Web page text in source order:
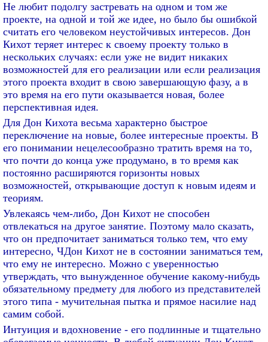
Не любит подолгу застревать на одном и том же
проекте, на одной и той же идее, но было бы ошибкой
считать его человеком неустойчивых интересов. Дон
Кихот теряет интерес к своему проекту только в
нескольких случаях: если уже не видит никаких
возможностей для его реализации или если реализация
этого проекта входит в свою завершающую фазу, а в
это время на его пути оказывается новая, более
перспективная идея.
Для Дон Кихота весьма характерно быстрое
переключение на новые, более интересные проекты. В
его понимании нецелесообразно тратить время на то,
что почти до конца уже продумано, в то время как
постоянно расширяются горизонты новых
возможностей, открывающие доступ к новым идеям и
теориям.
Увлекаясь чем-либо, Дон Кихот не способен
отвлекаться на другое занятие. Поэтому мало сказать,
что он предпочитает заниматься только тем, что ему
интересно, ЧДон Кихот не в состоянии заниматься тем,
что ему не интересно. Можно с уверенностью
утверждать, что вынужденное обучение какому-нибудь
обязательному предмету для любого из представителей
этого типа - мучительная пытка и прямое насилие над
самим собой.
Интуиция и вдохновение - его подлинные и тщательно